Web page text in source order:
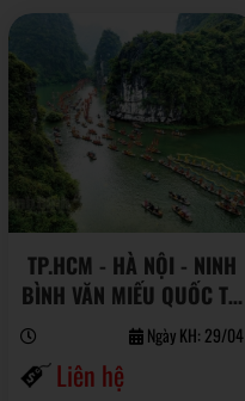
TP.HCM - HÀ NỘI - NINH
BÌNH VĂN MIẾU QUỐC TỬ
GIÁM - QUẢNG TRƯỜNG
BA ĐÌNH - TRÀNG AN -
CHÙA BÁI ĐÍNH
Ngày KH: 29/04
Liên hệ